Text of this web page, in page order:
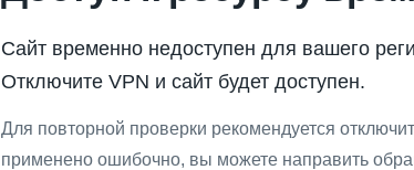
Сайт временно недоступен для вашего
Отключите VPN и сайт будет доступен.
Для повторной проверки рекомендуется
применено ошибочно, вы можете направить